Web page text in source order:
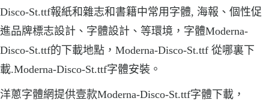
Disco-St.ttf報紙和雜志和書籍中常用字體, 海報、個性促
進品牌標志設計、字體設計、等環境，字體Moderna-
Disco-St.ttf的下載地點，Moderna-Disco-St.ttf 從哪裏下
載.Moderna-Disco-St.ttf字體安裝。
洋蔥字體網提供壹款Moderna-Disco-St.ttf字體下載，